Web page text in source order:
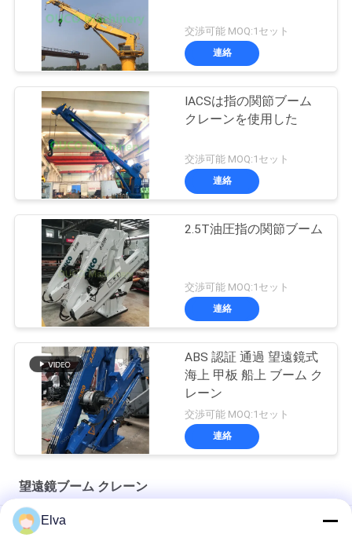
交渉可能 MOQ:1セット
連絡
IACSは指の関節ブーム
クレーンを使用した
交渉可能 MOQ:1セット
連絡
2.5T油圧指の関節ブーム
交渉可能 MOQ:1セット
連絡
ABS 認証 通過 望遠鏡式
海上 甲板 船上 ブーム ク
レーン
交渉可能 MOQ:1セット
連絡
望遠鏡ブーム クレーン
船舶用10トン電動機関室クレーン
Elva